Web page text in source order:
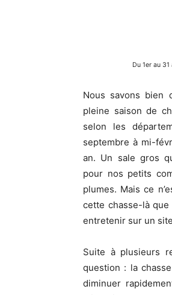
Du 1er au
Nous savons bien
pleine saison de
selon les
septembre à mi-
an. Un sale gros
pour nos petits
plumes. Mais ce
cette chasse-là
entretenir sur un
Suite à plusieurs
question : la
diminuer